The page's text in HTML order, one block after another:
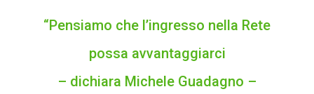
“Pensiamo che l’ingresso nella Rete
possa avvantaggiarci
– dichiara Michele Guadagno –